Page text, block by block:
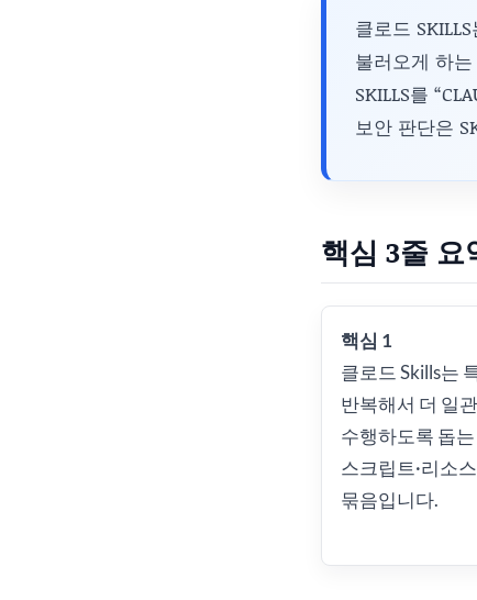
클로드
불러오게 하
SKILLS를
보안 판단은
핵심 3줄 요
핵심 1
클로드 Skills는
반복해서 더 일
수행하도록 돕는
스크립트·리소스
묶음입니다.